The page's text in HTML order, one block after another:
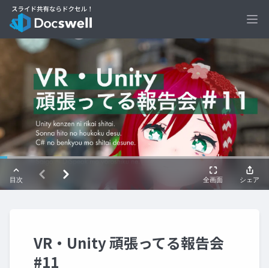
VR・Unity 頑張ってる報告会
#11